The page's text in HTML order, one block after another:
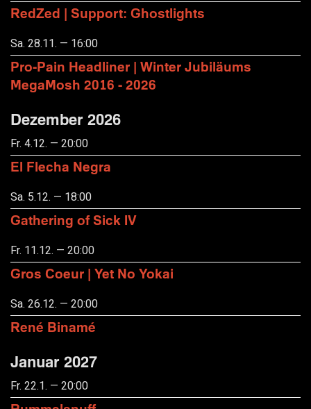
RedZed | Support: Ghostlights
Sa. 28.11. — 16:00
Pro-Pain Headliner | Winter Jubiläums
MegaMosh 2016 - 2026
Dezember 2026
Fr. 4.12. — 20:00
El Flecha Negra
Sa. 5.12. — 18:00
Gathering of Sick IV
Fr. 11.12. — 20:00
Gros Coeur | Yet No Yokai
Sa. 26.12. — 20:00
René Binamé
Januar 2027
Fr. 22.1. — 20:00